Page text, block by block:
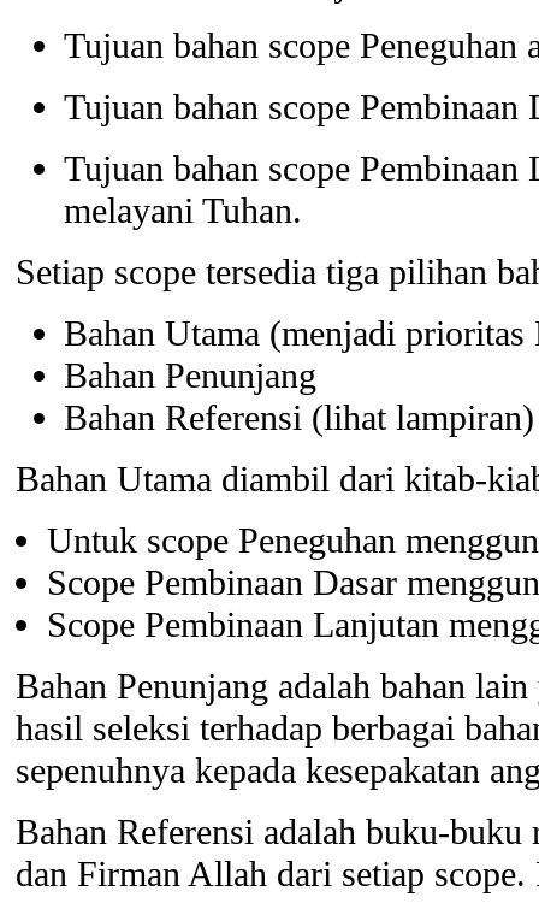
Tujuan bahan scope
Tujuan bahan scope
Tujuan bahan scope
melayani Tuhan.
Setiap scope tersedia tiga pilihan
Bahan Utama (menjadi
Bahan Penunjang
Bahan Referensi (lihat lampiran)
Bahan Utama diambil dari kitab-
Untuk scope Peneguhan
Scope Pembinaan Dasar
Scope Pembinaan Lanjutan
Bahan Penunjang adalah bahan
hasil seleksi terhadap berbagai
sepenuhnya kepada kesepakatan
Bahan Referensi adalah buku-
dan Firman Allah dari setiap